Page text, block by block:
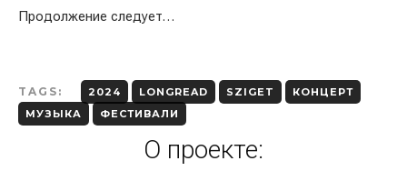
Продолжение следует…
TAGS: 2024 LONGREAD SZIGET
КОНЦЕРТ
МУЗЫКА
ФЕСТИВАЛИ
О проекте: